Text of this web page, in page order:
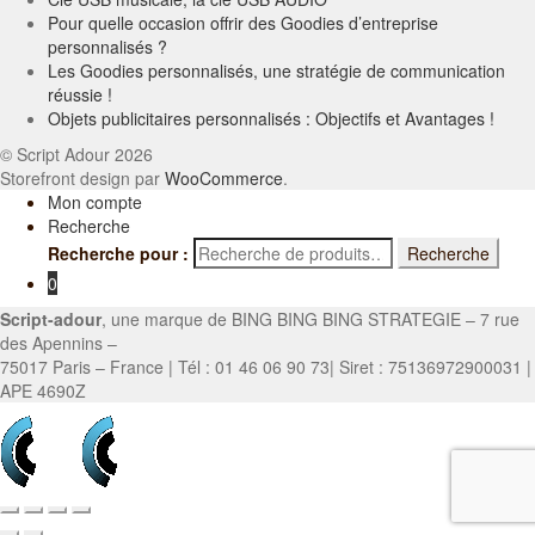
Pour quelle occasion offrir des Goodies d’entreprise
personnalisés ?
Les Goodies personnalisés, une stratégie de communication
réussie !
Objets publicitaires personnalisés : Objectifs et Avantages !
© Script Adour 2026
Storefront design par WooCommerce.
Mon compte
Recherche
Recherche pour :
Recherche
0
Script-adour, une marque de BING BING BING STRATEGIE – 7 rue
des Apennins –
75017 Paris – France | Tél : 01 46 06 90 73| Siret : 75136972900031 |
APE 4690Z